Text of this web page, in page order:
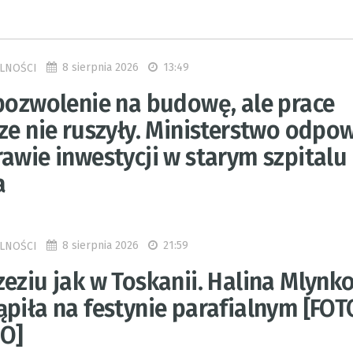
8 sierpnia 2026 13:49
na budowę, ale prace
nie ruszyły. Ministerstwo
inwestycji w starym szpitalu
8 sierpnia 2026 21:59
jak w Toskanii. Halina
na festynie parafialnym